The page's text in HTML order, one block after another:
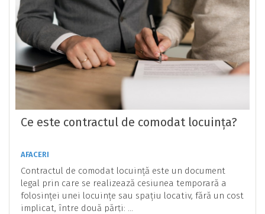
Ce este contractul de comodat locuința?
AFACERI
Contractul de comodat locuință este un document
legal prin care se realizează cesiunea temporară a
folosinței unei locuințe sau spațiu locativ, fără un cost
implicat, între două părți: ...